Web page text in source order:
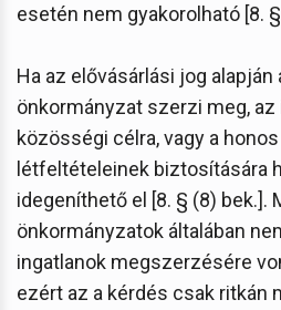
esetén nem gyakorolható [8.
Ha az elővásárlási jog alapján
önkormányzat szerzi meg, az
közösségi célra, vagy a
létfeltételeinek biztosítására
idegeníthető el [8. § (8) bek.].
önkormányzatok általában
ingatlanok megszerzésére
ezért az a kérdés csak ritkán